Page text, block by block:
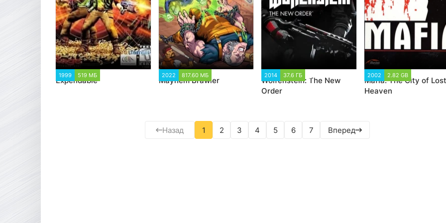
1999 519 МБ
Expendable
2022 817.60 МБ
Mayhem Brawler
2014 37.6 ГБ
Wolfenstein: The New
Order
2002 2.82 GB
Mafia: The City of Lost
Heaven
Назад 1 2 3 4 5 6 7 Вперед